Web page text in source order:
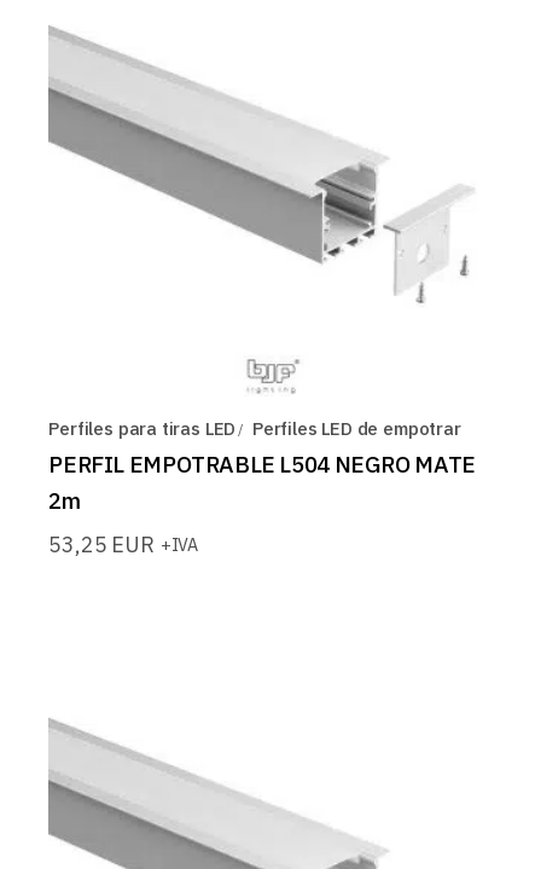
Perfiles para tiras LED Perfiles LED de empotrar
PERFIL EMPOTRABLE L504 NEGRO MATE
2m
53,25 EUR +IVA